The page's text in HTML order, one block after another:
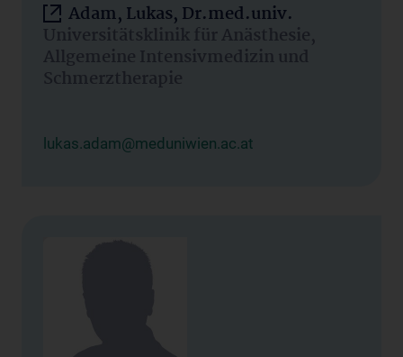
Adam, Lukas, Dr.med.univ.
Universitätsklinik für Anästhesie,
Allgemeine Intensivmedizin und
Schmerztherapie
lukas.adam@meduniwien.ac.at